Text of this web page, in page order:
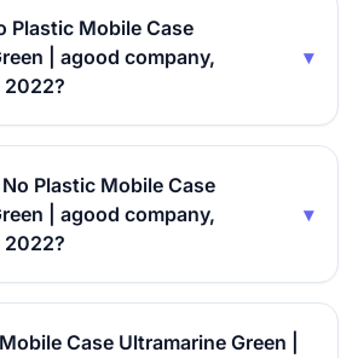
Plastic Mobile Case
| agood company,
2022?
▾
Plastic Mobile Case
| agood company,
2022?
▾
Case Ultramarine Green |